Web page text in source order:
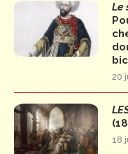
Le
20
18